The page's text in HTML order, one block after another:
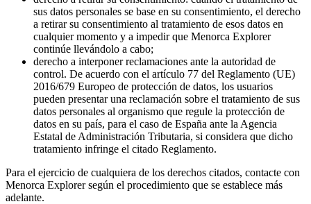
sus datos personales se base en su consentimiento, el derecho
a retirar su consentimiento al tratamiento de esos datos en
cualquier momento y a impedir que Menorca Explorer
continúe llevándolo a cabo;
derecho a interponer reclamaciones ante la autoridad de
control. De acuerdo con el artículo 77 del Reglamento (UE)
2016/679 Europeo de protección de datos, los usuarios
pueden presentar una reclamación sobre el tratamiento de sus
datos personales al organismo que regule la protección de
datos en su país, para el caso de España ante la Agencia
Estatal de Administración Tributaria, si considera que dicho
tratamiento infringe el citado Reglamento.
Para el ejercicio de cualquiera de los derechos citados, contacte con
Menorca Explorer según el procedimiento que se establece más
adelante.